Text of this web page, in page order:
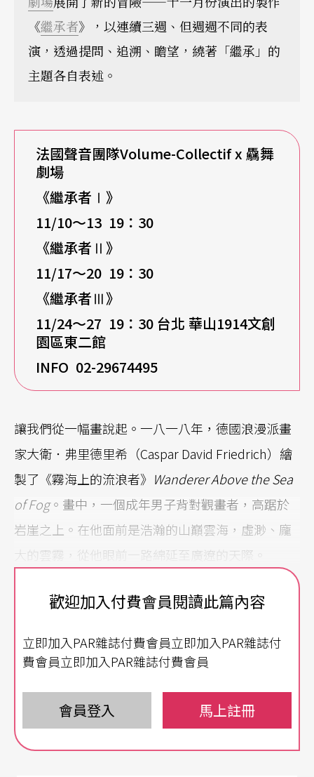
《繼承者》，以連續三週、但週週不同的表
演，透過提問、追溯、瞻望，繞著「繼承」的
主題各自表述。
法國聲音團隊Volume-Collectif x 驫舞
劇場
《繼承者Ⅰ》
11/10～13 19：30
《繼承者Ⅱ》
11/17～20 19：30
《繼承者Ⅲ》
11/24～27 19：30 台北 華山1914文創
園區東二館
INFO 02-29674495
讓我們從一幅畫說起。一八一八年，德國浪漫派畫
家大衛．弗里德里希（Caspar David Friedrich）繪
製了《霧海上的流浪者》 Wanderer Above the Sea
of Fog。畫中，一個成年男子背對觀畫者，高踞於
岩崖之上。在他面前是浩瀚的山巔雲海，虛渺、龐
大的雲霧，從他眼前一路綿延至廣遼的天際。
在他身後的我們，無從得知他以何種神情面對眼前
置身於龐大物事之下的矛盾心理，一方面感到自身
渺小，彷彿隨時會被無邊吞噬，泛起一股恐懼；另
一方面又情願臣服於這片大，當它收攏包圍自己，
平和與寧靜油然而生。
歡迎加入付費會員閱讀此篇內容
立即加入PAR雜誌付費會員立即加入PAR雜誌付
費會員立即加入PAR雜誌付費會員
會員登入 馬上註冊